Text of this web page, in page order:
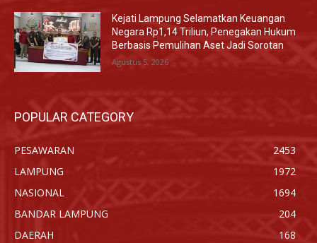
Kejati Lampung Selamatkan Keuangan
Negara Rp1,14 Triliun, Penegakan Hukum
Berbasis Pemulihan Aset Jadi Sorotan
Agustus 5, 2026
POPULAR CATEGORY
PESAWARAN
2453
LAMPUNG
1972
NASIONAL
1694
BANDAR LAMPUNG
204
DAERAH
168